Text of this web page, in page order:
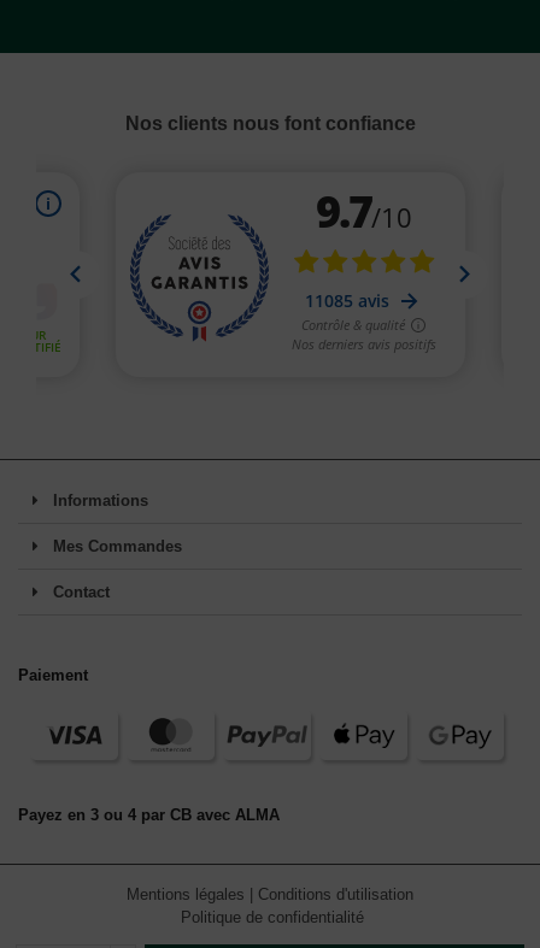
Nos clients nous font confiance
Informations
Mes Commandes
Contact
Paiement
Payez en 3 ou 4 par CB avec ALMA
Mentions légales
Conditions d'utilisation
Politique de confidentialité